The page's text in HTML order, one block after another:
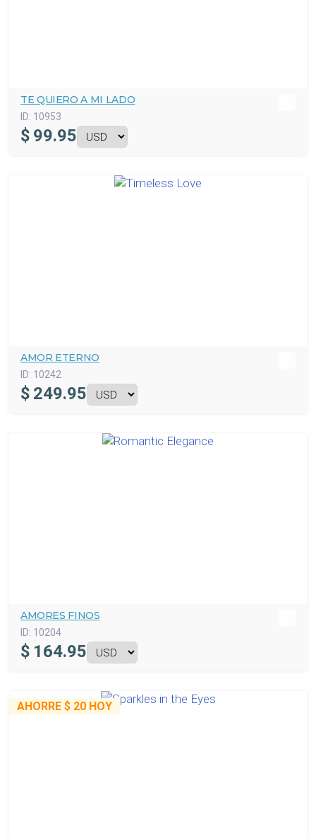
TE QUIERO A MI LADO
ID: 10953
$ 99.95
AMOR ETERNO
ID: 10242
$ 249.95
AMORES FINOS
ID: 10204
$ 164.95
AHORRE $ 20 HOY